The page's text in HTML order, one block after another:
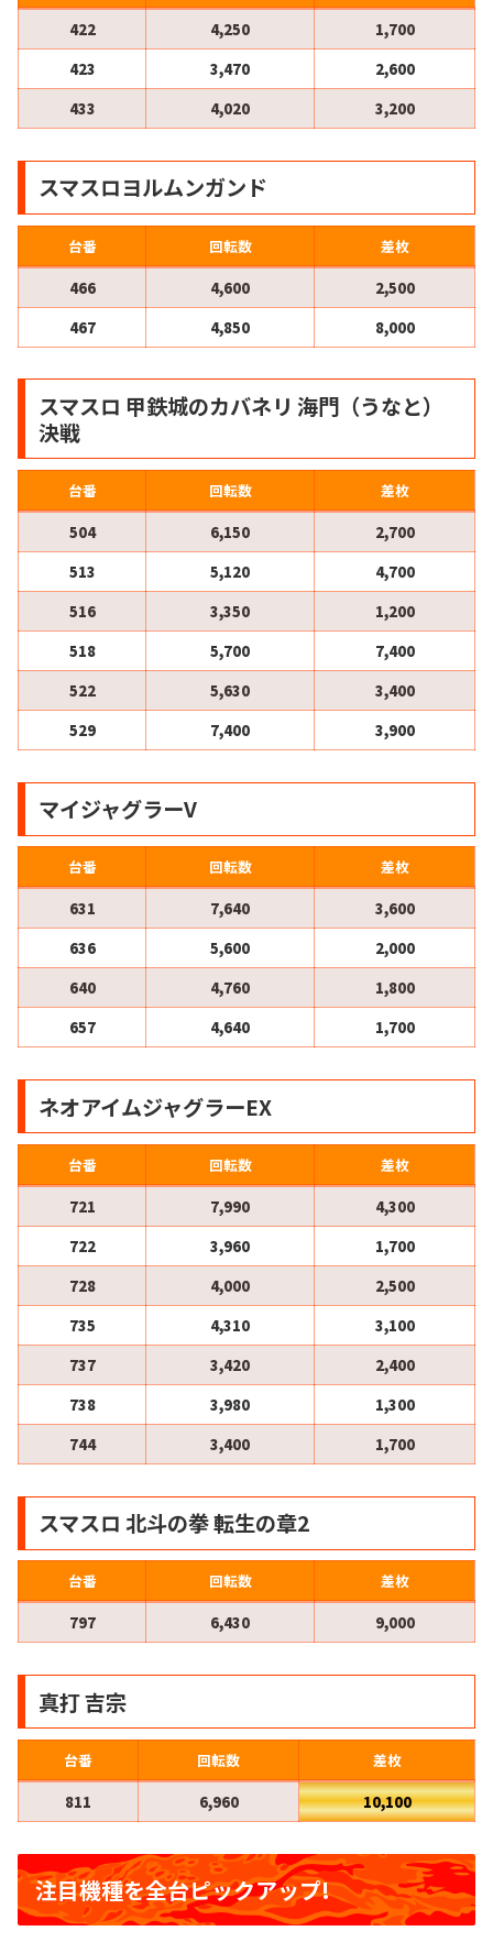
422
4,250
1,700
423
3,470
2,600
433
4,020 3,200
スマスロヨルムンガンド
台番 回転数
差枚
466
4,600
2,500
467
4,850 8,000
スマスロ 甲鉄城のカバネリ 海門（うなと）
決戦
台番 回転数
差枚
504
6,150
2,700
513
5,120
4,700
516
3,350
1,200
518
5,700
7,400
522
5,630
3,400
529
7,400 3,900
マイジャグラーV
台番 回転数
差枚
631
7,640
3,600
636
5,600
2,000
640
4,760
1,800
657
4,640 1,700
ネオアイムジャグラーEX
台番 回転数
差枚
721
7,990
4,300
722
3,960
1,700
728
4,000
2,500
735
4,310
3,100
737
3,420
2,400
738
3,980
1,300
744
3,400 1,700
スマスロ 北斗の拳 転生の章2
台番 回転数
差枚
797
6,430 9,000
真打 吉宗
台番 回転数
差枚
811
6,960 10,100
注目機種を全台ピックアップ!